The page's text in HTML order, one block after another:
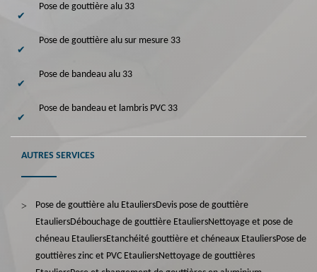
Pose de gouttière alu 33
Pose de gouttière alu sur mesure 33
Pose de bandeau alu 33
Pose de bandeau et lambris PVC 33
AUTRES SERVICES
Pose de gouttière alu EtauliersDevis pose de gouttière
EtauliersDébouchage de gouttière EtauliersNettoyage et pose de
chéneau EtauliersEtanchéité gouttière et chéneaux EtauliersPose de
gouttières zinc et PVC EtauliersNettoyage de gouttières